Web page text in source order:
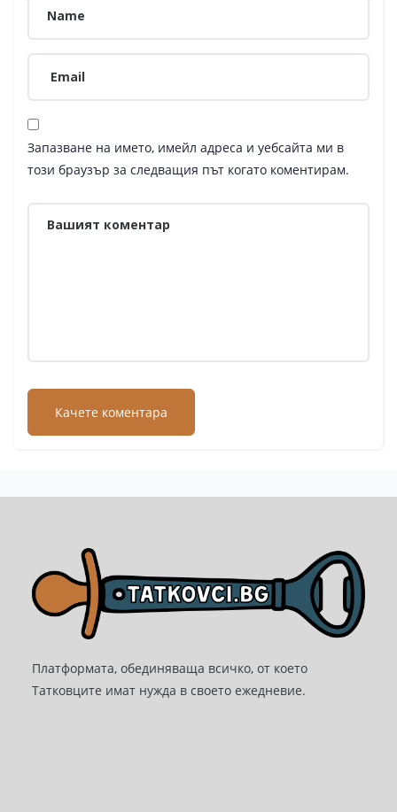
Запазване на името, имейл адреса и уебсайта ми в
този браузър за следващия път когато коментирам.
Платформата, обединяваща всичко, от което
Татковците имат нужда в своето ежедневие.